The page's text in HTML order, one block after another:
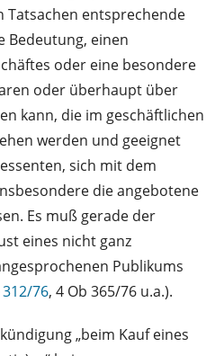
Tatsachen entsprechende
Bedeutung, einen
oder eine besondere
oder überhaupt über
kann, die im geschäftlichen
werden und geeignet
sich mit dem
die angebotene
Es muß gerade der
eines nicht ganz
Publikums
76, 4 Ob 365/76 u.a.).
„beim Kauf eines